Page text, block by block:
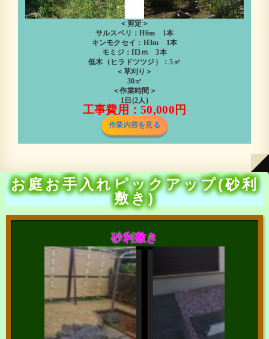
＜剪定＞
サルスベリ：H6m 1本
キンモクセイ：H3m 1本
モミジ：H3ｍ 3本
低木（ヒラドツツジ）：5㎡
＜草刈り＞
30㎡
＜作業時間＞
1日(2人)
工事費用：50,000円
作業内容を見る
お庭お手入れピックアップ(砂利
敷き)
砂利敷き